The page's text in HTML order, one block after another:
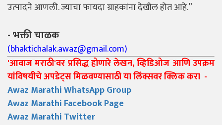
उत्पादने आणली. ज्याचा फायदा ग्राहकांना देखील होत आहे.”
- भक्ती चाळक
(bhaktichalak.awaz@gmail.com)
'आवाज मराठी'वर प्रसिद्ध होणारे लेखन, व्हिडिओज आणि उपक्रम
यांविषयीचे अपडेट्स मिळवण्यासाठी या लिंक्सवर क्लिक करा -
Awaz Marathi WhatsApp Group
Awaz Marathi Facebook Page
Awaz Marathi Twitter